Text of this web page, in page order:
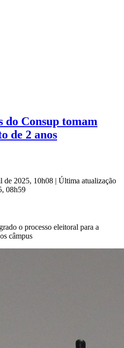
do Consup tomam
de 2 anos
de 2025, 10h08 | Última atualização
08h59
o processo eleitoral para a
câmpus